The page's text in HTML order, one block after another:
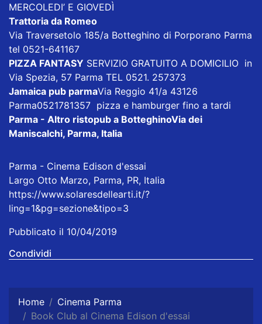
MERCOLEDI’ E GIOVEDÌ
Trattoria da Romeo
Via Traversetolo 185/a Botteghino di Porporano Parma
tel 0521-641167
PIZZA FANTASY SERVIZIO GRATUITO A DOMICILIO in
Via Spezia, 57 Parma TEL 0521. 257373
Jamaica pub parmaVia Reggio 41/a 43126
Parma0521781357 pizza e hamburger fino a tardi
Parma - Altro ristopub a BotteghinoVia dei
Maniscalchi, Parma, Italia
Parma - Cinema Edison d'essai
Largo Otto Marzo, Parma, PR, Italia
https://www.solaresdellearti.it/?
ling=1&pg=sezione&tipo=3
Pubblicato il 10/04/2019
Condividi
Home
Cinema Parma
Book Club al Cinema Edison d'essai